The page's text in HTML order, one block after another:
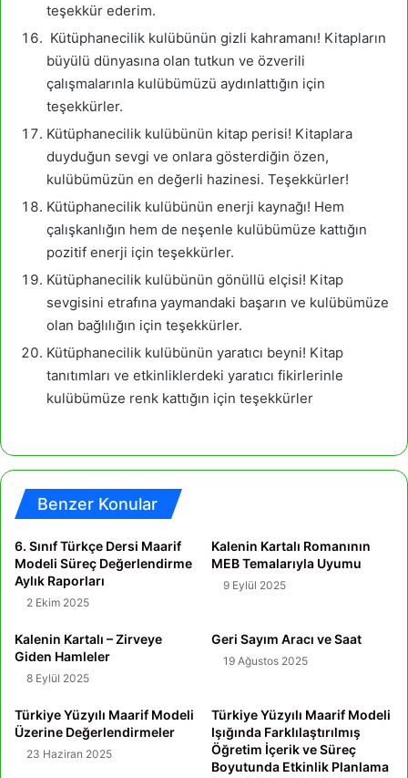
teşekkür ederim.
Kütüphanecilik kulübünün gizli kahramanı! Kitapların
büyülü dünyasına olan tutkun ve özverili
çalışmalarınla kulübümüzü aydınlattığın için
teşekkürler.
Kütüphanecilik kulübünün kitap perisi! Kitaplara
duyduğun sevgi ve onlara gösterdiğin özen,
kulübümüzün en değerli hazinesi. Teşekkürler!
Kütüphanecilik kulübünün enerji kaynağı! Hem
çalışkanlığın hem de neşenle kulübümüze kattığın
pozitif enerji için teşekkürler.
Kütüphanecilik kulübünün gönüllü elçisi! Kitap
sevgisini etrafına yaymandaki başarın ve kulübümüze
olan bağlılığın için teşekkürler.
Kütüphanecilik kulübünün yaratıcı beyni! Kitap
tanıtımları ve etkinliklerdeki yaratıcı fikirlerinle
kulübümüze renk kattığın için teşekkürler
Benzer Konular
6. Sınıf Türkçe Dersi Maarif
Modeli Süreç Değerlendirme
Aylık Raporları
2 Ekim 2025
Kalenin Kartalı Romanının
MEB Temalarıyla Uyumu
9 Eylül 2025
Kalenin Kartalı – Zirveye
Giden Hamleler
8 Eylül 2025
Geri Sayım Aracı ve Saat
19 Ağustos 2025
Türkiye Yüzyılı Maarif Modeli
Üzerine Değerlendirmeler
23 Haziran 2025
Türkiye Yüzyılı Maarif Modeli
Işığında Farklılaştırılmış
Öğretim İçerik ve Süreç
Boyutunda Etkinlik Planlama